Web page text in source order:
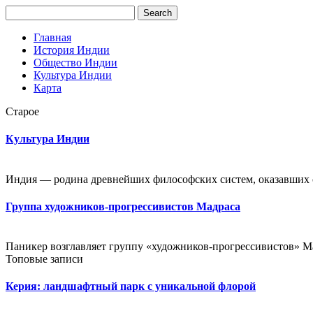
Главная
История Индии
Общество Индии
Культура Индии
Карта
Старое
Культура Индии
Индия — родина древнейших философских систем,
Группа художников-прогрессивистов Мадраса
Паникер возглавляет группу «художников-прогрессивистов»
Топовые записи
Керия: ландшафтный парк с уникальной флорой